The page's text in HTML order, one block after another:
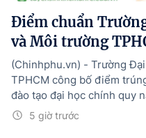
Điểm chuẩn
và Môi trường
5 giờ trước
(Chinhphu.vn) - Trường
TPHCM công bố điểm
đào tạo đại học chính quy